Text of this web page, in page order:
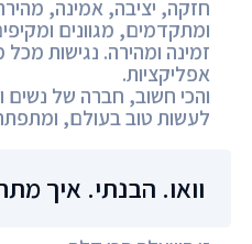
חזקה, יציבה, אמינה,
ומתקדמים, מגוונים
זמינה ומהירה. נגישות
אפליקציות.
והכי חשוב, חברה של נשים
לעשות טוב בעולם,
וואו. הבנתי. איך